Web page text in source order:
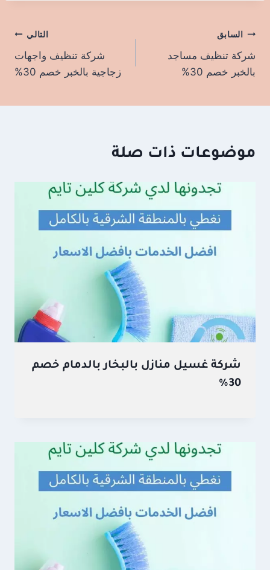
تصفّح
المقالات
السابق
شركة تنظيف مساجد
بالخبر خصم 30%
التالي
شركة تنظيف واجهات
زجاجية بالخبر خصم 30%
موضوعات ذات صلة
شركة غسيل منازل بالبخار بالدمام خصم
30%